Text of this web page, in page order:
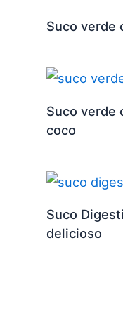
Suco verde
Suco verde
coco
Suco
delicioso